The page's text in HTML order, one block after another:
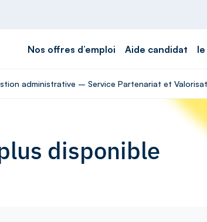
Nos offres d’emploi Aide candidat
administrative – Service Partenariat et
disponible